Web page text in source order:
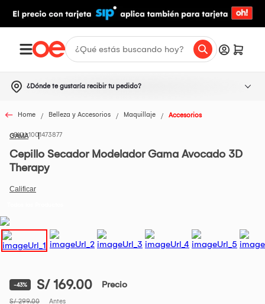
¿Dónde te gustaría recibir tu pedido?
Home Belleza y Accesorios Maquillaje Accesorios
GAMA1001473877
Cepillo Secador Modelador Gama Avocado 3D
Therapy
-43% S/ 169.00 Precio
S/ 299.00 Antes